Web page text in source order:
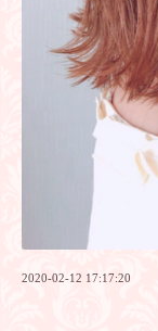
2020-02-12 17:17:20